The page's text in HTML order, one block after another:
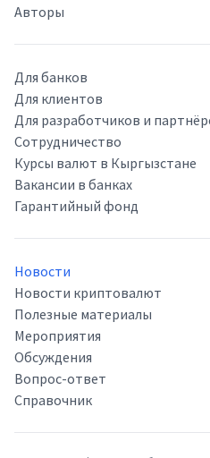
Авторы
Для банков
Для клиентов
Для разработчиков и
Сотрудничество
Курсы валют в Кыргызстане
Вакансии в банках
Гарантийный фонд
Новости
Новости криптовалют
Полезные материалы
Мероприятия
Обсуждения
Вопрос-ответ
Справочник